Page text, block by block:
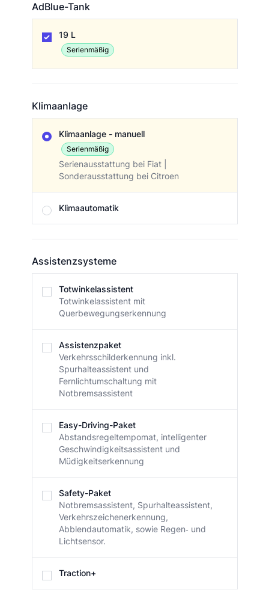
AdBlue-Tank
19 L
Serienmäßig
Klimaanlage
Klimaanlage - manuell
Serienmäßig
Serienausstattung bei Fiat |
Sonderausstattung bei Citroen
Klimaautomatik
Assistenzsysteme
Totwinkelassistent
Totwinkelassistent mit
Querbewegungserkennung
Assistenzpaket
Verkehrsschilderkennung inkl.
Spurhalteassistent und
Fernlichtumschaltung mit
Notbremsassistent
Easy-Driving-Paket
Abstandsregeltempomat, intelligenter
Geschwindigkeitsassistent und
Müdigkeitserkennung
Safety-Paket
Notbremsassistent, Spurhalteassistent,
Verkehrszeichenerkennung,
Abblendautomatik, sowie Regen‐ und
Lichtsensor.
Traction+